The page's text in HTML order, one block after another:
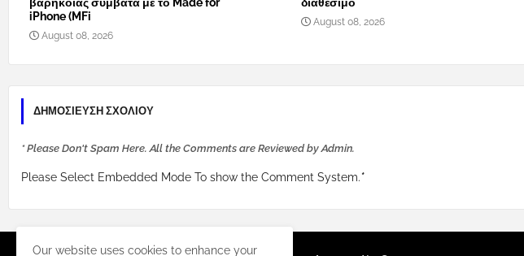
iPhone (MFi
August 08, 2026
August 08, 2026
ΔΗΜΟΣΊΕΥΣΗ ΣΧΟΛΊΟΥ
* Please Don't Spam Here. All the Comments are Reviewed by Admin.
Please Select Embedded Mode To show the Comment System.*
Our website uses cookies to enhance your